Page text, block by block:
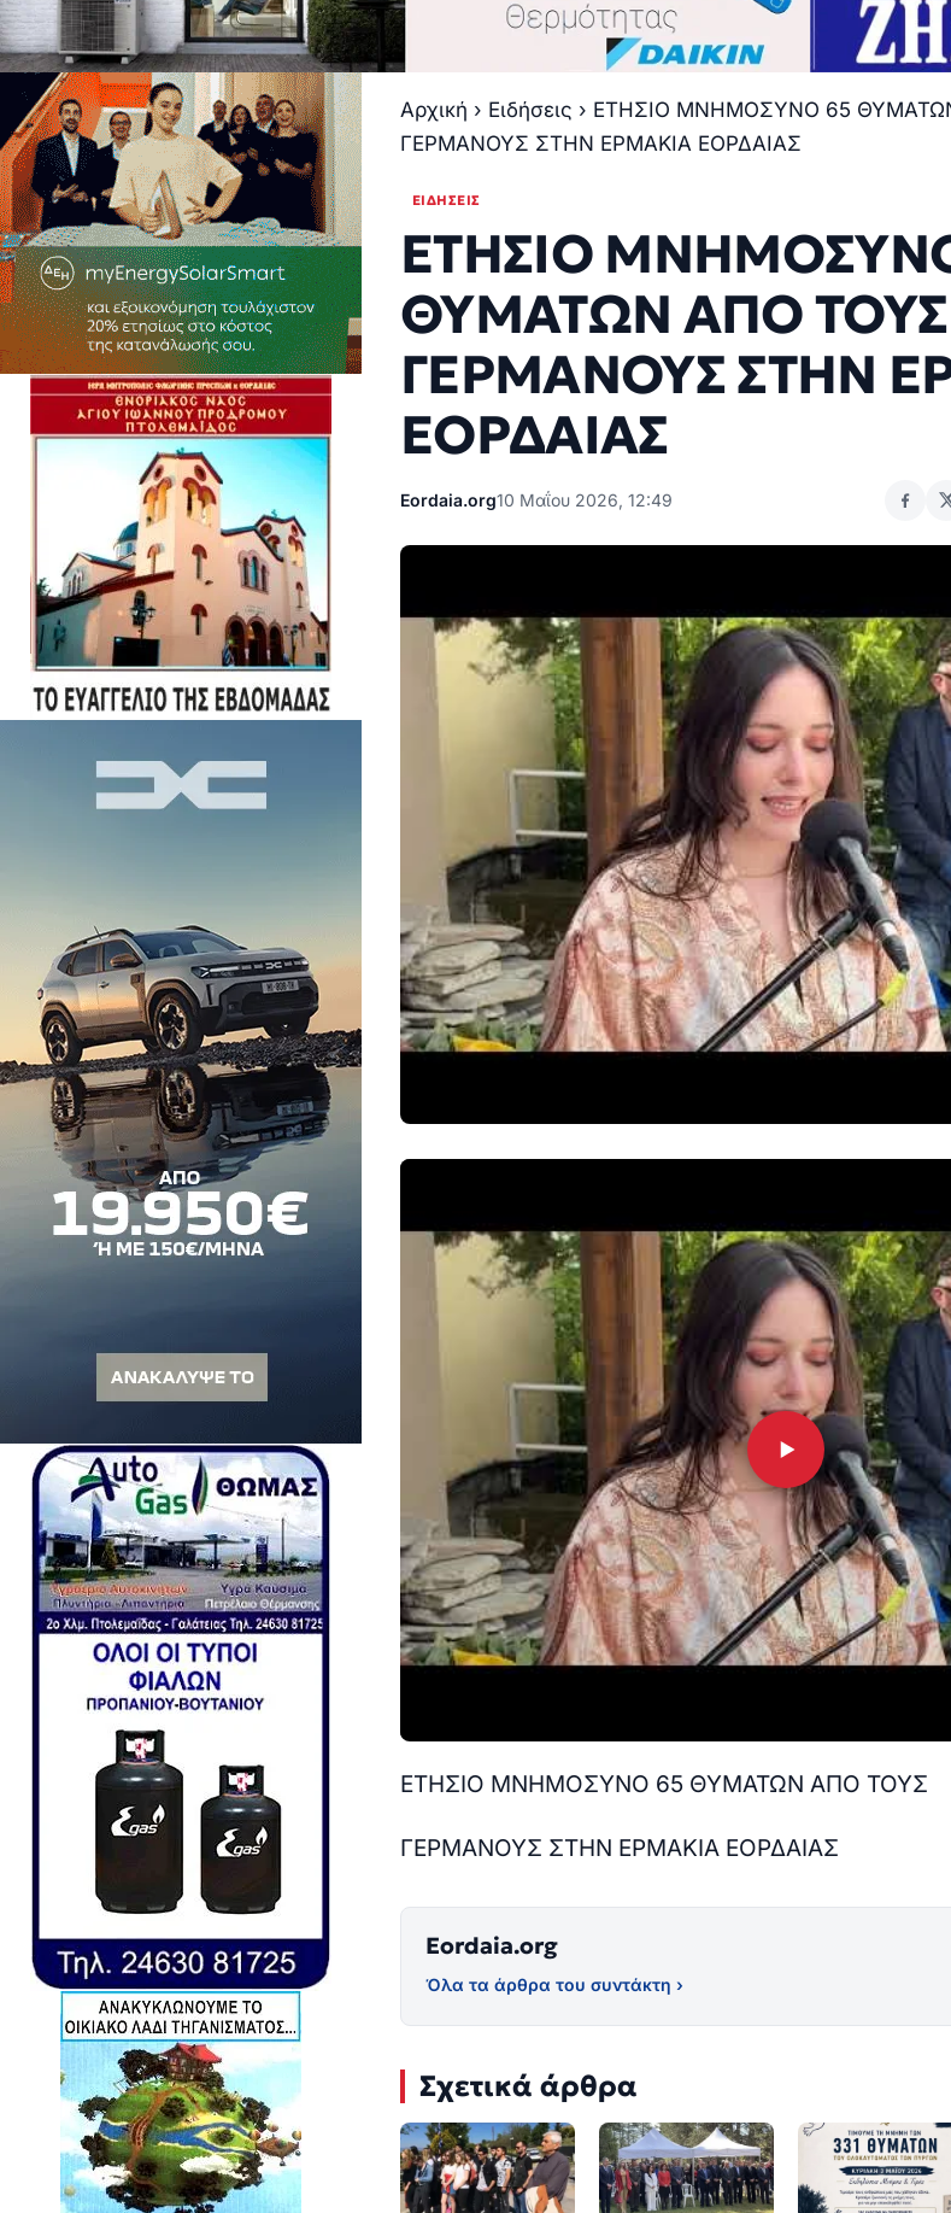
Αρχική › Ειδήσεις › ΕΤΗΣΙΟ ΜΝΗΜΟΣΥΝΟ 65
ΓΕΡΜΑΝΟΥΣ ΣΤΗΝ ΕΡΜΑΚΙΑ ΕΟΡΔΑΙΑΣ
ΕΙΔΉΣΕΙΣ
ΕΤΗΣΙΟ
ΘΥΜΑΤΩΝ ΑΠΟ ΤΟΥΣ
ΓΕΡΜΑΝΟΥΣ ΣΤΗΝ
ΕΟΡΔΑΙΑΣ
Eordaia.org10 Μαΐου 2026, 12:49
ΕΤΗΣΙΟ ΜΝΗΜΟΣΥΝΟ 65 ΘΥΜΑΤΩΝ ΑΠΟ ΤΟΥΣ
ΓΕΡΜΑΝΟΥΣ ΣΤΗΝ ΕΡΜΑΚΙΑ ΕΟΡΔΑΙΑΣ
Eordaia.org
Όλα τα άρθρα του συντάκτη ›
Σχετικά άρθρα